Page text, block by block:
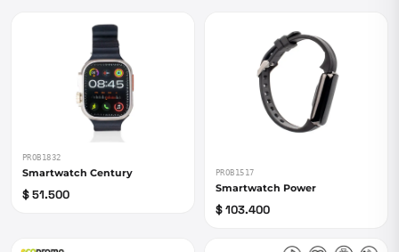
PROB1832
Smartwatch Century
$ 51.500
PROB1517
Smartwatch Power
$ 103.400